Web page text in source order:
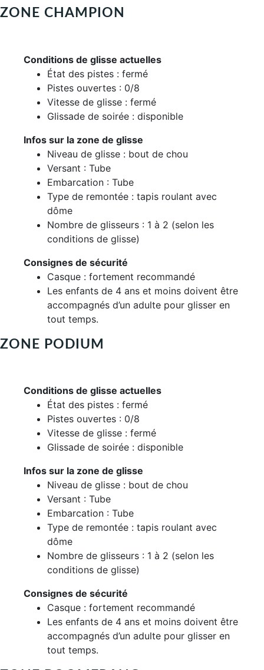
ZONE CHAMPION
Conditions de glisse actuelles
État des pistes : fermé
Pistes ouvertes : 0/8
Vitesse de glisse : fermé
Glissade de soirée : disponible
Infos sur la zone de glisse
Niveau de glisse : bout de chou
Versant : Tube
Embarcation : Tube
Type de remontée : tapis roulant avec
dôme
Nombre de glisseurs : 1 à 2 (selon les
conditions de glisse)
Consignes de sécurité
Casque : fortement recommandé
Les enfants de 4 ans et moins doivent être
accompagnés d’un adulte pour glisser en
tout temps.
ZONE PODIUM
Conditions de glisse actuelles
État des pistes : fermé
Pistes ouvertes : 0/8
Vitesse de glisse : fermé
Glissade de soirée : disponible
Infos sur la zone de glisse
Niveau de glisse : bout de chou
Versant : Tube
Embarcation : Tube
Type de remontée : tapis roulant avec
dôme
Nombre de glisseurs : 1 à 2 (selon les
conditions de glisse)
Consignes de sécurité
Casque : fortement recommandé
Les enfants de 4 ans et moins doivent être
accompagnés d’un adulte pour glisser en
tout temps.